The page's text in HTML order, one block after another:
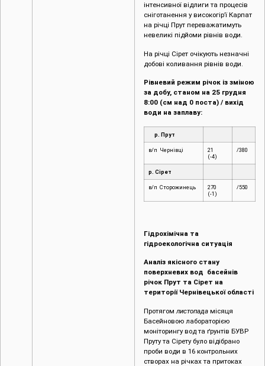
інтенсивної відлиги та процесів
сніготанення у високогір’ї Карпат
на річці Прут переважатимуть
невеликі підйоми рівнів води.
На річці Сірет очікують незначні
добові коливання рівнів води.
Рівневий режим річок із зміною
за добу, станом на 25 грудня
8:00 (см над 0 поста) / вихід
води на заплаву:
р. Прут
в/п Чернівці
21
(-4)
/380
р. Сірет
в/п Сторожинець
270
(-1)
/550
Гідрохімічна та
гідроекологічна ситуація
Аналіз якісного стану
поверхневих вод басейнів
річок Прут та Сірет на
території Чернівецької області
Протягом листопада місяця
Басейновою лабораторією
моніторингу вод та ґрунтів БУВР
Пруту та Сірету було відібрано
проби води в 16 контрольних
створах на річках та притоках